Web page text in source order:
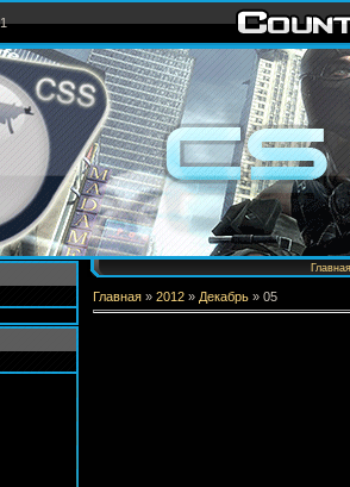
Главная
Главная » 2012 » Декабрь » 05